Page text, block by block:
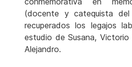
(docente y catequista del
recuperados los
estudio de Susana,
Alejandro.